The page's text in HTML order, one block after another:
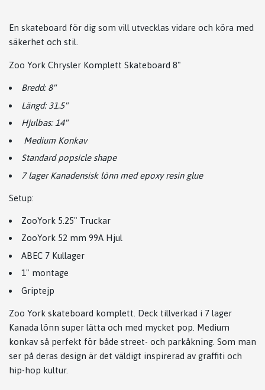
En skateboard för dig som vill utvecklas vidare och köra med
säkerhet och stil.
Zoo York Chrysler Komplett Skateboard 8"
Bredd: 8"
Längd: 31.5"
Hjulbas: 14"
Medium Konkav
Standard popsicle shape
7 lager Kanadensisk lönn med epoxy resin glue
Setup:
ZooYork 5.25" Truckar
ZooYork 52 mm 99A Hjul
ABEC 7 Kullager
1" montage
Griptejp
Zoo York skateboard komplett. Deck tillverkad i 7 lager
Kanada lönn super lätta och med mycket pop. Medium
konkav så perfekt för både street- och parkåkning. Som man
ser på deras design är det väldigt inspirerad av graffiti och
hip-hop kultur.